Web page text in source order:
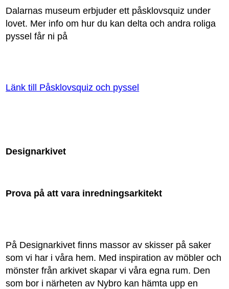
Dalarnas museum erbjuder ett påsklovsquiz under
lovet. Mer info om hur du kan delta och andra roliga
pyssel får ni på
Länk till Påsklovsquiz och pyssel
Designarkivet
Prova på att vara inredningsarkitekt
På Designarkivet finns massor av skisser på saker
som vi har i våra hem. Med inspiration av möbler och
mönster från arkivet skapar vi våra egna rum. Den
som bor i närheten av Nybro kan hämta upp en